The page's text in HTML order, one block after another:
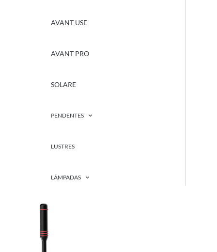
AVANT USE
AVANT PRO
SOLARE
PENDENTES
LUSTRES
LÂMPADAS